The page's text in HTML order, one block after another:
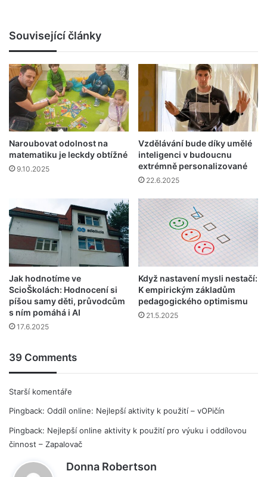
Související články
Naroubovat odolnost na
matematiku je leckdy obtížné
9.10.2025
Vzdělávání bude díky umělé
inteligenci v budoucnu
extrémně personalizované
22.6.2025
Jak hodnotíme ve
ScioŠkolách: Hodnocení si
píšou samy děti, průvodcům
s ním pomáhá i AI
17.6.2025
Když nastavení mysli nestačí:
K empirickým základům
pedagogického optimismu
21.5.2025
39 Comments
Navigace
pro
komentáře
Starší komentáře
Pingback: Oddíl online: Nejlepší aktivity k použití – vOPičín
Pingback: Nejlepší online aktivity k použití pro výuku i oddílovou
činnost – Zapalovač
Donna Robertson